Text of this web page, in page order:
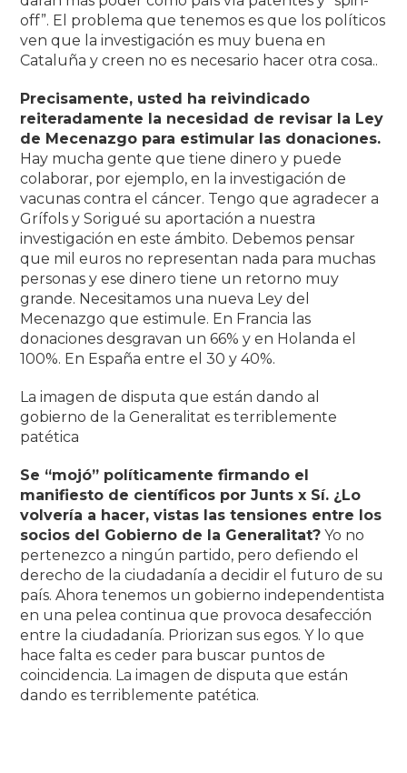
off”. El problema que tenemos es que los políticos
ven que la investigación es muy buena en
Cataluña y creen no es necesario hacer otra cosa..
Precisamente, usted ha reivindicado
reiteradamente la necesidad de revisar la Ley
de Mecenazgo para estimular las donaciones.
Hay mucha gente que tiene dinero y puede
colaborar, por ejemplo, en la investigación de
vacunas contra el cáncer. Tengo que agradecer a
Grífols y Sorigué su aportación a nuestra
investigación en este ámbito. Debemos pensar
que mil euros no representan nada para muchas
personas y ese dinero tiene un retorno muy
grande. Necesitamos una nueva Ley del
Mecenazgo que estimule. En Francia las
donaciones desgravan un 66% y en Holanda el
100%. En España entre el 30 y 40%.
La imagen de disputa que están dando al
gobierno de la Generalitat es terriblemente
patética
Se “mojó” políticamente firmando el
manifiesto de científicos por Junts x Sí. ¿Lo
volvería a hacer, vistas las tensiones entre los
socios del Gobierno de la Generalitat? Yo no
pertenezco a ningún partido, pero defiendo el
derecho de la ciudadanía a decidir el futuro de su
país. Ahora tenemos un gobierno independentista
en una pelea continua que provoca desafección
entre la ciudadanía. Priorizan sus egos. Y lo que
hace falta es ceder para buscar puntos de
coincidencia. La imagen de disputa que están
dando es terriblemente patética.